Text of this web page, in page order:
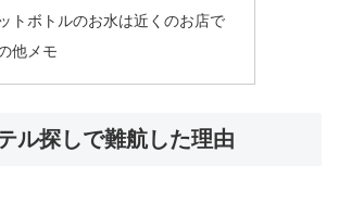
トボトルのお水は近くのお店で
他メモ
ル探しで難航した理由